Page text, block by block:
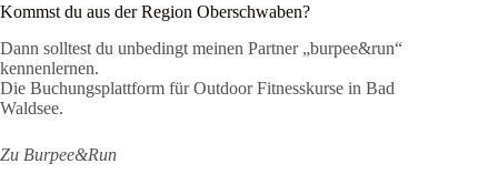
Kommst du aus der Region Oberschwaben?
Dann solltest du unbedingt meinen Partner „burpee&run“
kennenlernen.
Die Buchungsplattform für Outdoor Fitnesskurse in Bad
Waldsee.
Zu Burpee&Run